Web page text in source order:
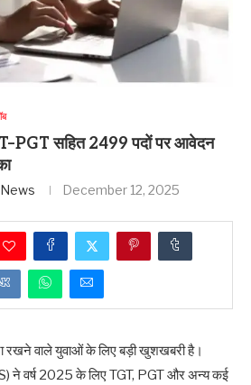
सहित 2499 पदों पर आवेदन
December 12, 2025
रखने वाले युवाओं के लिए बड़ी खुशखबरी है।
ने वर्ष 2025 के लिए TGT, PGT और अन्य कई